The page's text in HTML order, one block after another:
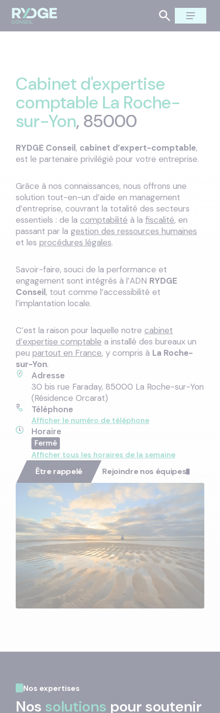
Cabinet d'expertise
comptable La Roche-
sur-Yon, 85000
RYDGE Conseil, cabinet d’expert-comptable,
est le partenaire privilégié pour votre entreprise.
Grâce à nos connaissances, nous offrons une
solution tout-en-un d’aide en management
d’entreprise, couvrant la totalité des secteurs
essentiels : de la comptabilité à la fiscalité, en
passant par la gestion des ressources humaines
et les procédures légales.
Savoir-faire, souci de la performance et
engagement sont intégrés à l’ADN RYDGE
Conseil, tout comme l’accessibilité et
l’implantation locale.
C’est la raison pour laquelle notre cabinet
d’expertise comptable a installé des bureaux un
peu partout en France, y compris à La Roche-
sur-Yon.
Adresse
30 bis rue Faraday, 85000 La Roche-sur-Yon
(Résidence Orcarat)
Téléphone
Afficher le numéro de téléphone
Horaire
Afficher tous les horaires de la semaine
Être rappelé Rejoindre nos équipes
Nos expertises
Nos solutions pour soutenir